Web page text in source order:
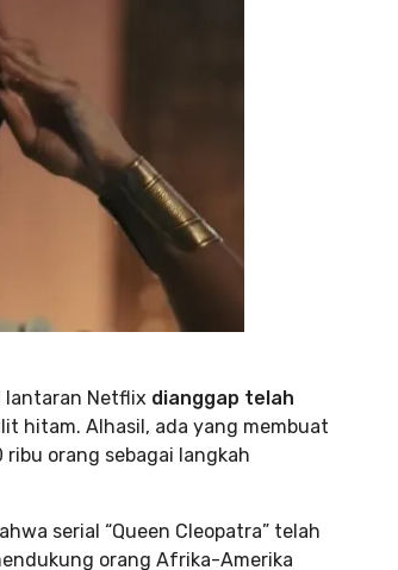
lantaran Netflix dianggap telah
hitam. Alhasil, ada yang membuat
orang sebagai langkah
serial “Queen Cleopatra” telah
orang Afrika-Amerika